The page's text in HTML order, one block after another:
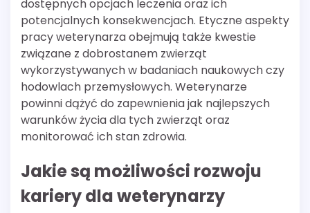
dostępnych opcjach leczenia oraz ich
potencjalnych konsekwencjach. Etyczne aspekty
pracy weterynarza obejmują także kwestie
związane z dobrostanem zwierząt
wykorzystywanych w badaniach naukowych czy
hodowlach przemysłowych. Weterynarze
powinni dążyć do zapewnienia jak najlepszych
warunków życia dla tych zwierząt oraz
monitorować ich stan zdrowia.
Jakie są możliwości rozwoju
kariery dla weterynarzy